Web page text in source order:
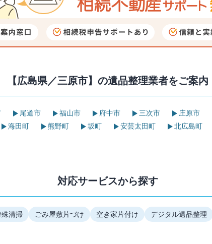
【広島県／三原市】の遺品整理業者をご案内
尾道市 福山市 府中市 三次市 庄原市
海田町 熊野町 坂町 安芸太田町 北広島町
対応サービスから探す
殊清掃 ごみ屋敷片づけ 空き家片付け デジタル遺品整理